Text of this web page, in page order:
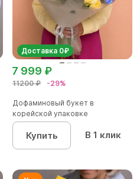
Доставка 0₽
11200 ₽ -29%
7 999 ₽
Дофаминовый букет в
корейской упаковке
Купить В 1 клик